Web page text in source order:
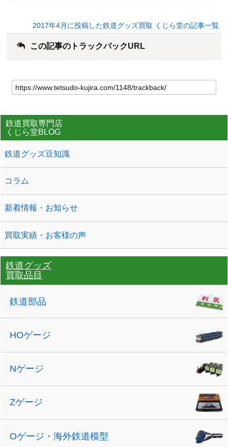
2017年4月に投稿した鉄道グッズ買取 くじら堂の記事一覧
この記事のトラックバックURL
鉄道買取専門店
くじら堂BLOG
鉄道グッズ豆知識
コラム
新着情報・お知らせ
買取実績・お客様の声
鉄道グッズ
買取品目
鉄道部品
HOゲージ
Nゲージ
Zゲージ
Oゲージ・海外鉄道模型